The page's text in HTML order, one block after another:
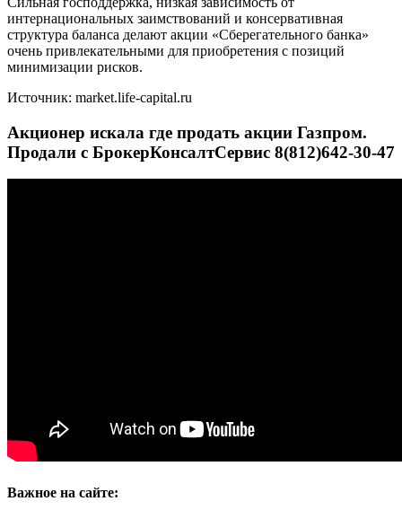
интернациональных заимствований и консервативная
структура баланса делают акции «Сберегательного банка»
очень привлекательными для приобретения с позиций
минимизации рисков.
Источник: market.life-capital.ru
Акционер искала где продать акции Газпром.
Продали с БрокерКонсалтСервис 8(812)642-30-47
Важное на сайте: